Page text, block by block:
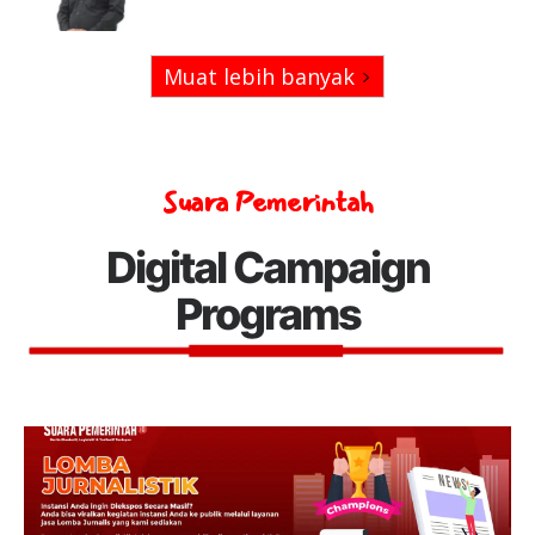
Muat lebih banyak
Suara Pemerintah
Digital Campaign
Programs